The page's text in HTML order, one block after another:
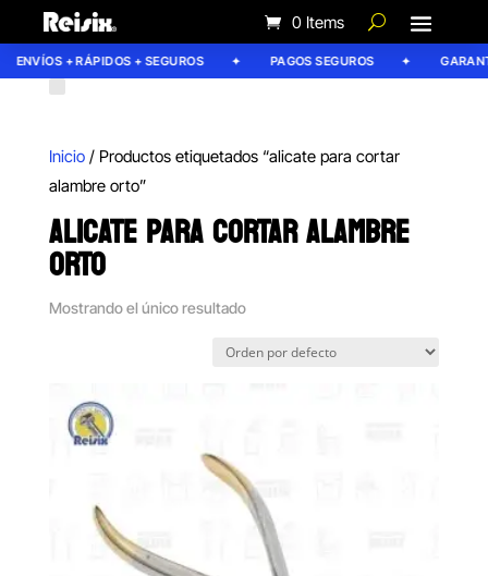
0 Items
ENVÍOS + RÁPIDOS + SEGUROS PAGOS SEGUROS
Inicio/ Productos etiquetados “alicate para cortar
alambre orto”
ALICATE PARA CORTAR ALAMBRE
ORTO
Mostrando el único resultado